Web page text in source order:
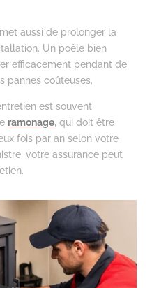
aussi de prolonger la
Un poêle bien
efficacement pendant de
pannes coûteuses.
est souvent
ramonage, qui doit être
fois par an selon votre
votre assurance peut